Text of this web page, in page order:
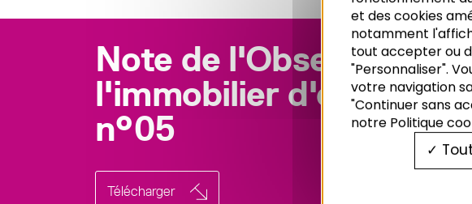
Recherche
Note de l'Observatoire
l'immobilier
n°05
Télécharger
et des cookies
notamment
tout accepter ou
"Personnaliser".
votre navigation
"Continuer sans
notre Politique